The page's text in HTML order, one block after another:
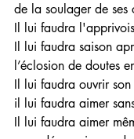
de la soulager de ses
Il lui faudra
Il lui faudra saison
l’éclosion de doutes
Il lui faudra ouvrir
il lui faudra aimer
Il lui faudra aimer